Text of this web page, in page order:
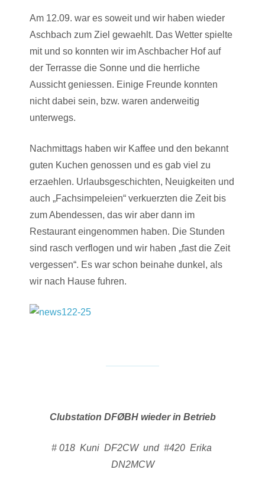
Am 12.09. war es soweit und wir haben wieder
Aschbach zum Ziel gewaehlt. Das Wetter spielte
mit und so konnten wir im Aschbacher Hof auf
der Terrasse die Sonne und die herrliche
Aussicht geniessen. Einige Freunde konnten
nicht dabei sein, bzw. waren anderweitig
unterwegs.
Nachmittags haben wir Kaffee und den bekannt
guten Kuchen genossen und es gab viel zu
erzaehlen. Urlaubsgeschichten, Neuigkeiten und
auch „Fachsimpeleien“ verkuerzten die Zeit bis
zum Abendessen, das wir aber dann im
Restaurant eingenommen haben. Die Stunden
sind rasch verflogen und wir haben „fast die Zeit
vergessen“. Es war schon beinahe dunkel, als
wir nach Hause fuhren.
Clubstation DFØBH wieder in Betrieb
# 018 Kuni DF2CW und #420 Erika
DN2MCW